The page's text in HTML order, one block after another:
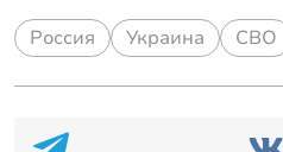
Россия Украина СВО